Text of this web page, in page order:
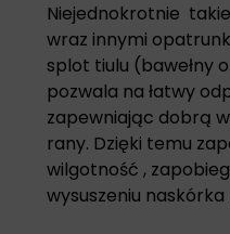
Niejednokrotnie
wraz innymi
splot tiulu (bawełny
pozwala na łatwy
zapewniając dobrą
rany. Dzięki temu
wilgotność ,
wysuszeniu